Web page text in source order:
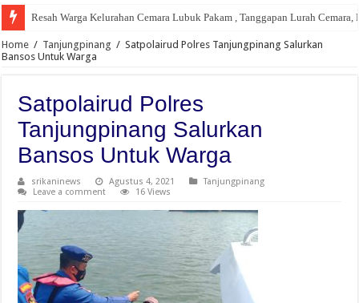
Resah Warga Kelurahan Cemara Lubuk Pakam , Tanggapan Lurah
Home / Tanjungpinang / Satpolairud Polres Tanjungpinang Salurkan
Bansos Untuk Warga
Satpolairud Polres
Tanjungpinang Salurkan
Bansos Untuk Warga
srikaninews Agustus 4, 2021
Tanjungpinang
Leave a comment
16 Views